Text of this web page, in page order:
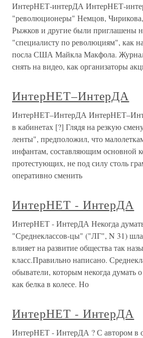
ИнтерНЕТ-интерДА ИнтерНЕТ-
"революционеры" Немцов,
Рыжков и другие были приглашены
"специалисту по революциям", как
посла США Майкла Макфола.
снять на видео, как организаторы
ИнтерНЕТ–ИнтерДА
ИнтерНЕТ–ИнтерДА
в кабинетах [?] Глядя на резкую
ленты", предположил, что
инфантам, составляющим основной
протестующих, не под силу столь
оперативно сменить
ИнтерНЕТ - ИнтерДА
ИнтерНЕТ - ИнтерДА Некогда
"Среднеклассов-цы" ("ЛГ", N 31) шла
влияет на развитие общества так
класс.Правильно написано.
обыватели, которым некогда думать
как белка в колесе. Но
ИнтерНЕТ - ИнтерДА
ИнтерНЕТ - ИнтерДА ? С автором в